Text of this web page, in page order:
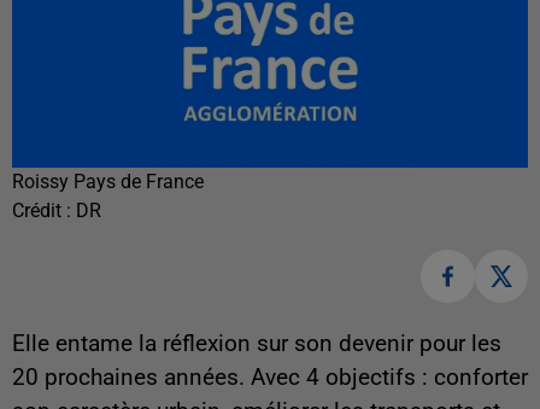
Roissy Pays de France
Crédit : DR
Elle entame la réflexion sur son devenir pour les
20 prochaines années. Avec 4 objectifs : conforter